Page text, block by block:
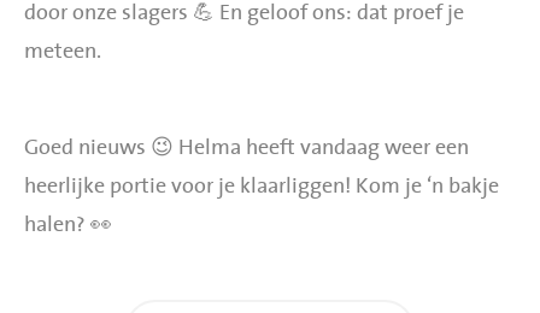
door onze slagers 💪 En geloof ons: dat proef je
meteen.
Goed nieuws 😉 Helma heeft vandaag weer een
heerlijke portie voor je klaarliggen! Kom je ‘n bakje
halen? 👀